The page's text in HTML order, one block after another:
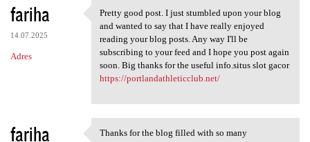
fariha
14.07.2025
Adres
Pretty good post. I just
Pretty good post. I just stumbled upon your blog
and wanted to say that I have really enjoyed
reading your blog posts. Any way I'll be
subscribing to your feed and I hope you post again
soon. Big thanks for the useful info.situs slot gacor
https://portlandathleticclub.net/
fariha
Thanks for the blog filled with so many